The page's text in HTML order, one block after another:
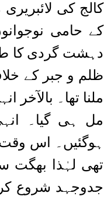
کالج کی
کے حامی
دہشت گردی کا
ظلم و جبر کے
مل ہی گیا۔
ہوگئیں۔ اس
تھی لہٰذا بھگت